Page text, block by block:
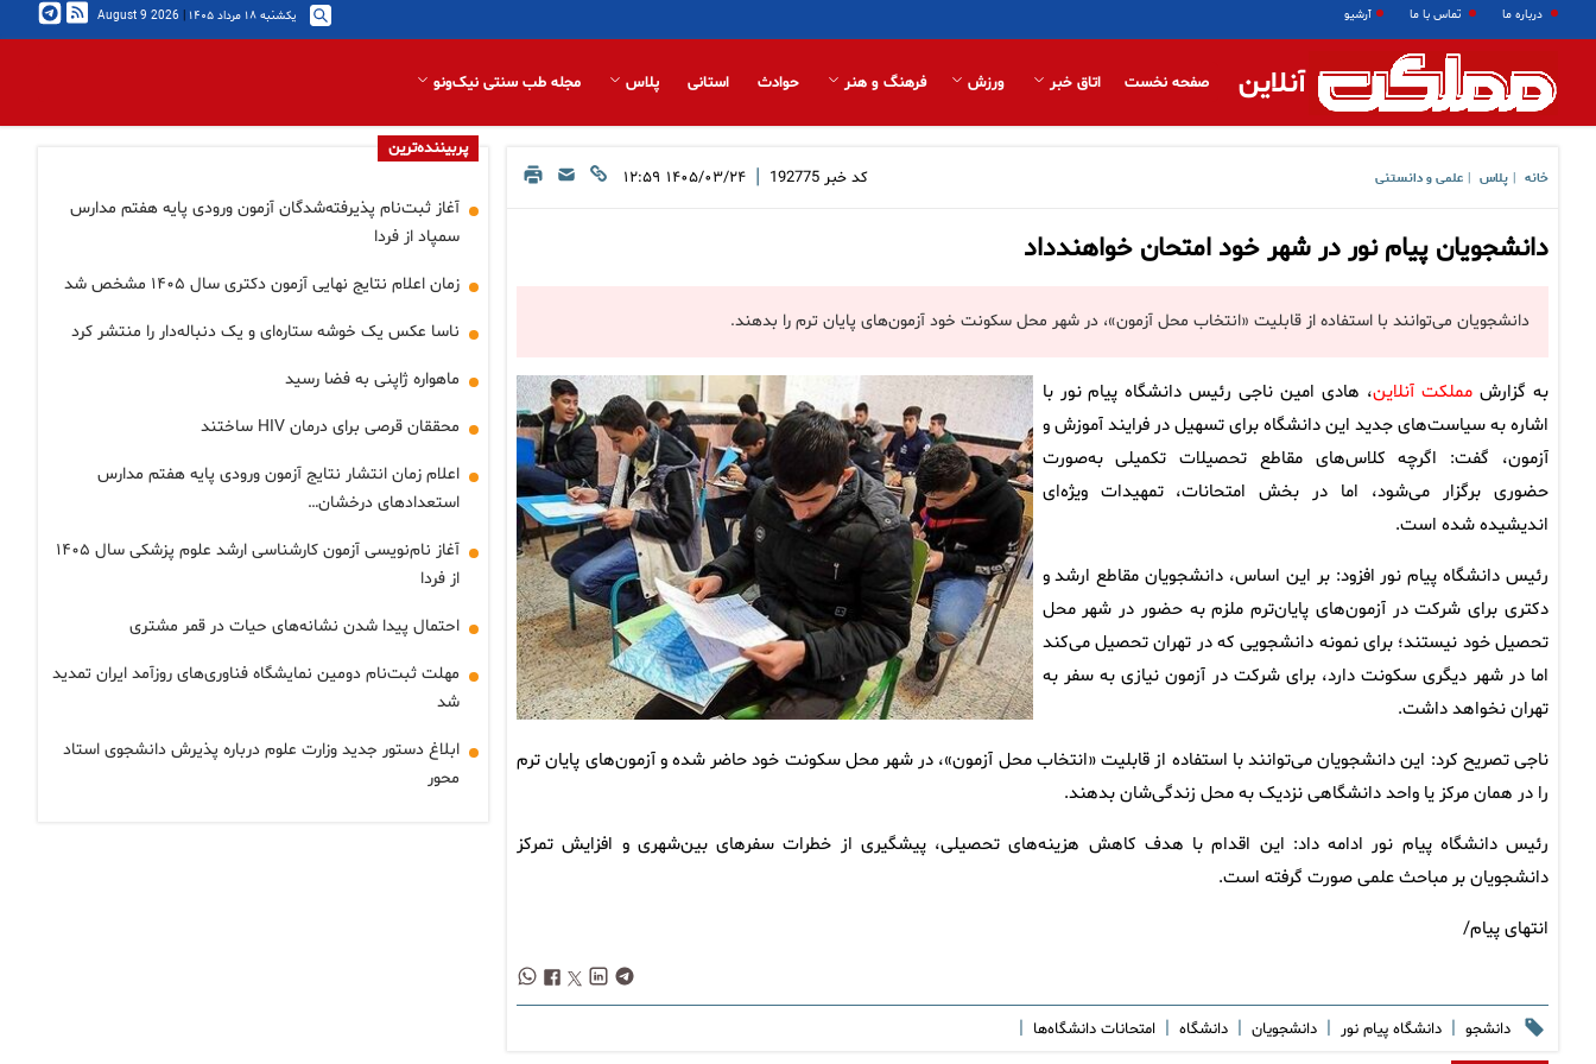
درباره ما تماس با ما آرشیو یکشنبه ۱۸ مرداد ۱۴۰۵ |
2026 August 9
آنلاین صفحه نخست اتاق خبر ورزش فرهنگ و هنر حوادث استانی پلاس مجله طب سنتی نیک‌ونو
خانه پلاس علمی و دانستنی کد خبر 192775
| ۱۴۰۵/۰۳/۲۴ ۱۲:۵۹
دانشجویان پیام نور در شهر خود امتحان خواهندداد
دانشجویان می‌توانند با استفاده از قابلیت «انتخاب محل آزمون»، در شهر محل سکونت خود آزمون‌های پایان ترم را بدهند.
به گزارش مملکت آنلاین، هادی امین ناجی رئیس دانشگاه پیام نور با
اشاره به سیاست‌های جدید این دانشگاه برای تسهیل در فرایند آموزش و
آزمون، گفت: اگرچه کلاس‌های مقاطع تحصیلات تکمیلی به‌صورت
حضوری برگزار می‌شود، اما در بخش امتحانات، تمهیدات ویژه‌ای
اندیشیده شده است.
رئیس دانشگاه پیام نور افزود: بر این اساس، دانشجویان مقاطع ارشد و
دکتری برای شرکت در آزمون‌های پایان‌ترم ملزم به حضور در شهر محل
تحصیل خود نیستند؛ برای نمونه دانشجویی که در تهران تحصیل می‌کند
اما در شهر دیگری سکونت دارد، برای شرکت در آزمون نیازی به سفر به
تهران نخواهد داشت.
ناجی تصریح کرد: این دانشجویان می‌توانند با استفاده از قابلیت «انتخاب محل آزمون»، در شهر محل سکونت خود حاضر شده و آزمون‌های پایان ترم
را در همان مرکز یا واحد دانشگاهی نزدیک به محل زندگی‌شان بدهند.
رئیس دانشگاه پیام نور ادامه داد: این اقدام با هدف کاهش هزینه‌های تحصیلی، پیشگیری از خطرات سفرهای بین‌شهری و افزایش تمرکز
دانشجویان بر مباحث علمی صورت گرفته است.
انتهای پیام/
دانشجو | دانشگاه پیام نور | دانشجویان | دانشگاه | امتحانات دانشگاه‌ها |
پربیننده‌ترین
آغاز ثبت‌نام پذیرفته‌شدگان آزمون ورودی پایه هفتم مدارس
سمپاد از فردا
زمان اعلام نتایج نهایی آزمون دکتری سال ۱۴۰۵ مشخص شد
ناسا عکس یک خوشه ستاره‌ای و یک دنباله‌دار را منتشر کرد
ماهواره ژاپنی به فضا رسید
محققان قرصی برای درمان HIV ساختند
اعلام زمان انتشار نتایج آزمون ورودی پایه هفتم مدارس
استعدادهای درخشان…
آغاز نام‌نویسی آزمون کارشناسی ارشد علوم پزشکی سال ۱۴۰۵
از فردا
احتمال پیدا شدن نشانه‌های حیات در قمر مشتری
مهلت ثبت‌نام دومین نمایشگاه فناوری‌های روزآمد ایران تمدید
شد
ابلاغ دستور جدید وزارت علوم درباره پذیرش دانشجوی استاد
محور